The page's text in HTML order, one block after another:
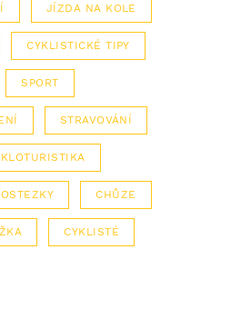
JÍZDA NA KOLE
CYKLISTICKÉ TIPY
SPORT
STRAVOVÁNÍ
CHŮZE
CYKLISTÉ